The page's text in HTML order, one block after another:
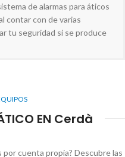
de alarmas para áticos
contar con de varias
tu seguridad si se produce
EN Cerdà
por cuenta propia? Descubre las